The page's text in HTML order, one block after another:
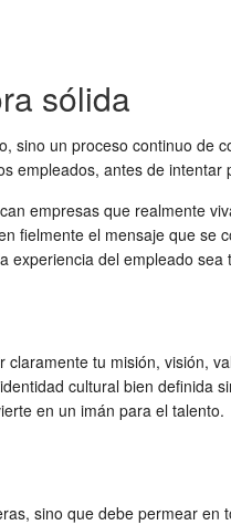
sólida
un proceso continuo de
empleados, antes de intentar
empresas que realmente
fielmente el mensaje que se
experiencia del empleado
tu misión, visión,
cultural bien definida
en un imán para el talento.
sino que debe permear